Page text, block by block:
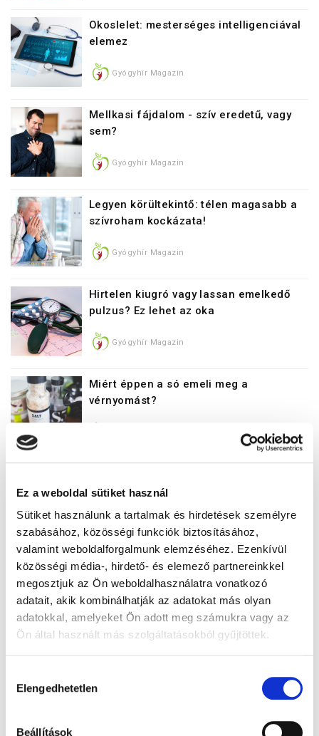
Ez a weboldal sütiket használ
Sütiket használunk a tartalmak és hirdetések személyre
szabásához, közösségi funkciók biztosításához,
valamint weboldalforgalmunk elemzéséhez. Ezenkívül
közösségi média-, hirdető- és elemező partnereinkkel
megosztjuk az Ön weboldalhasználatra vonatkozó
adatait, akik kombinálhatják az adatokat más olyan
adatokkal, amelyeket Ön adott meg számukra vagy az
Ön által használt más szolgáltatásokból gyűjtöttek.
kiválasztása
Elengedhetetlen
Beállítások
Okoslelet: mesterséges intelligenciával
elemez
Gyógyhír Magazin
Mellkasi fájdalom - szív eredetű, vagy
sem?
Gyógyhír Magazin
Legyen körültekintő: télen magasabb a
szívroham kockázata!
Gyógyhír Magazin
Hirtelen kiugró vagy lassan emelkedő
pulzus? Ez lehet az oka
Gyógyhír Magazin
Miért éppen a só emeli meg a
vérnyomást?
szívdobogásunkat?
Gyógyhír Magazin
Legyen a szívügye!
Gyógyhír Magazin